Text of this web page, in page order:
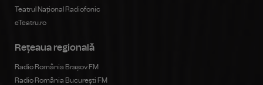
Teatrul Național Radiofonic
eTeatru.ro
Rețeaua regională
Radio România Brașov FM
Radio România Bucureşti FM